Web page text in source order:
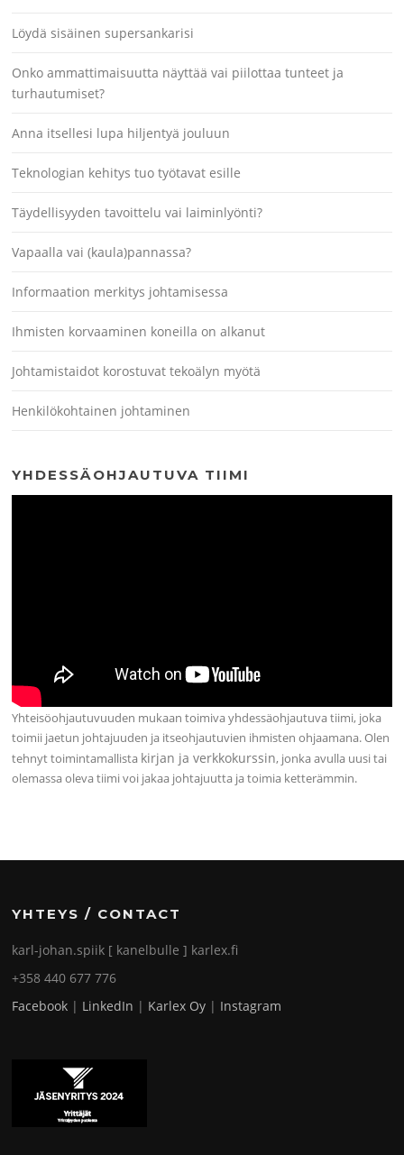
Löydä sisäinen supersankarisi
Onko ammattimaisuutta näyttää vai piilottaa tunteet ja
turhautumiset?
Anna itsellesi lupa hiljentyä jouluun
Teknologian kehitys tuo työtavat esille
Täydellisyyden tavoittelu vai laiminlyönti?
Vapaalla vai (kaula)pannassa?
Informaation merkitys johtamisessa
Ihmisten korvaaminen koneilla on alkanut
Johtamistaidot korostuvat tekoälyn myötä
Henkilökohtainen johtaminen
YHDESSÄOHJAUTUVA TIIMI
Yhteisöohjautuvuuden mukaan toimiva yhdessäohjautuva tiimi, joka
toimii jaetun johtajuuden ja itseohjautuvien ihmisten ohjaamana. Olen
tehnyt toimintamallista kirjan ja verkkokurssin, jonka avulla uusi tai
olemassa oleva tiimi voi jakaa johtajuutta ja toimia ketterämmin.
YHTEYS / CONTACT
karl-johan.spiik [ kanelbulle ] karlex.fi
+358 440 677 776
Facebook | LinkedIn | Karlex Oy | Instagram